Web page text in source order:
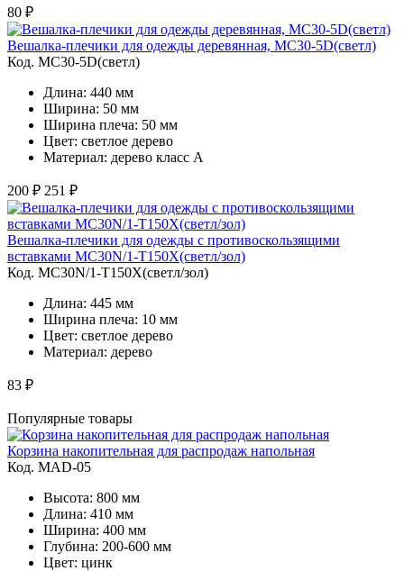
80 ₽
Вешалка-плечики для одежды деревянная, MC30-5D(светл)
Код. MC30-5D(светл)
Длина: 440 мм
Ширина: 50 мм
Ширина плеча: 50 мм
Цвет: светлое дерево
Материал: дерево класс A
200 ₽ 251 ₽
Вешалка-плечики для одежды с противоскользящими
вставками MC30N/1-T150X(светл/зол)
Код. MC30N/1-T150X(светл/зол)
Длина: 445 мм
Ширина плеча: 10 мм
Цвет: светлое дерево
Материал: дерево
83 ₽
Популярные товары
Корзина накопительная для распродаж напольная
Код. MAD-05
Высота: 800 мм
Длина: 410 мм
Ширина: 400 мм
Глубина: 200-600 мм
Цвет: цинк